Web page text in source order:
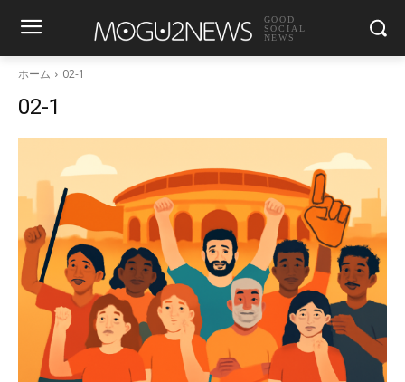
GOOD
SOCIAL
NEWS
ホーム 02-1
02-1